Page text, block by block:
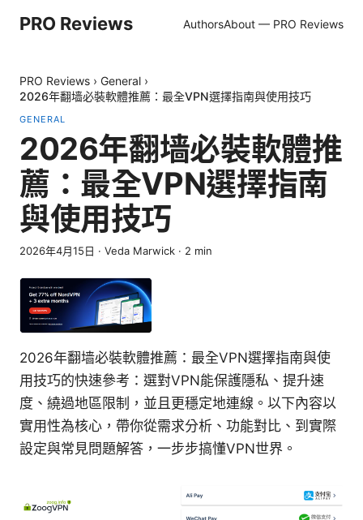
PRO Reviews AuthorsAbout — PRO Reviews
PRO Reviews › General ›
2026年翻墙必裝軟體推薦：最全VPN選擇指南與使用技巧
GENERAL
2026年翻墙必裝軟體推
薦：最全VPN選擇指南
與使用技巧
2026年4月15日 · Veda Marwick · 2 min
2026年翻墙必裝軟體推薦：最全VPN選擇指南與使
用技巧的快速參考：選對VPN能保護隱私、提升速
度、繞過地區限制，並且更穩定地連線。以下內容以
實用性為核心，帶你從需求分析、功能對比、到實際
設定與常見問題解答，一步步搞懂VPN世界。